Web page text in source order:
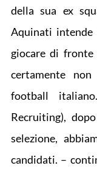
della sua ex
Aquinati intende
giocare di
certamente
football
Recruiting),
selezione,
candidati. –